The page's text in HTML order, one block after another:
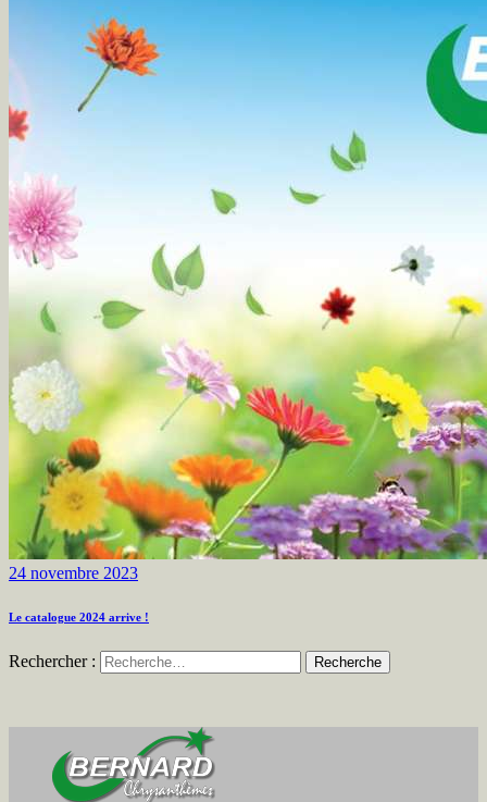
24 novembre 2023
Le catalogue 2024 arrive !
Rechercher :